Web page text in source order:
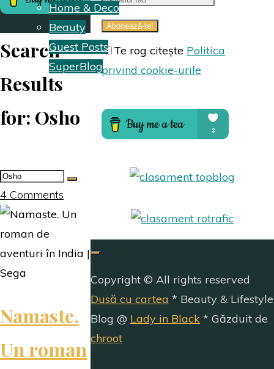
Home & Deco
Beauty
Guest Posts
SuperBlog
Search
Results
for: Osho
Search
for:
4 Comments
Namaste.
Un roman
Te rog citește Politica
privind cookie-urile
Copyright © All rights reserved
Dusă cu cartea * Beauty & Lifestyle
Blog @ Lady in Black * Găzduit de
chroot